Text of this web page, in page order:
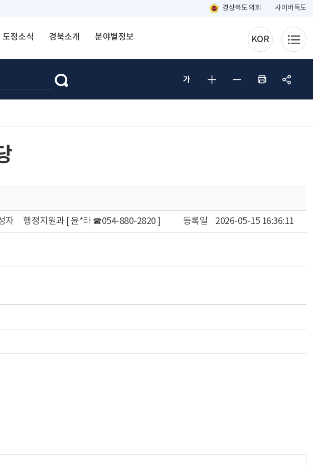
경상북도 의회 사이버독도
도정소식 경북소개 분야별정보 KOR
등록일 2026-05-15 16:36:11
자 행정지원과 [ 윤*라 ☎054-880-2820 ]